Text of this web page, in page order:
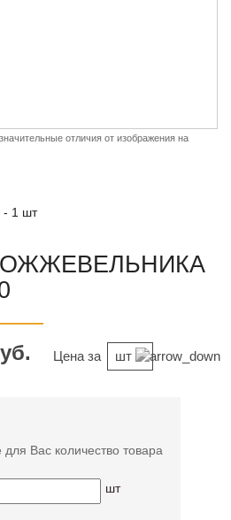
отличия от изображения на
- 1 шт
Цена за шт
Вас количество товара
шт